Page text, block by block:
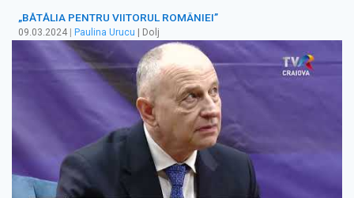
„BĂTĂLIA PENTRU VIITORUL ROMÂNIEI”
09.03.2024 Paulina Urucu | Dolj